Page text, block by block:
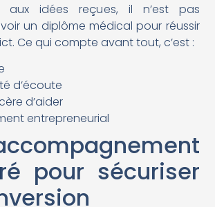
aux idées reçues, il n’est pas
un diplôme médical pour réussir
Ce qui compte avant tout, c’est :
d’écoute
d’aider
entrepreneurial
pour sécuriser